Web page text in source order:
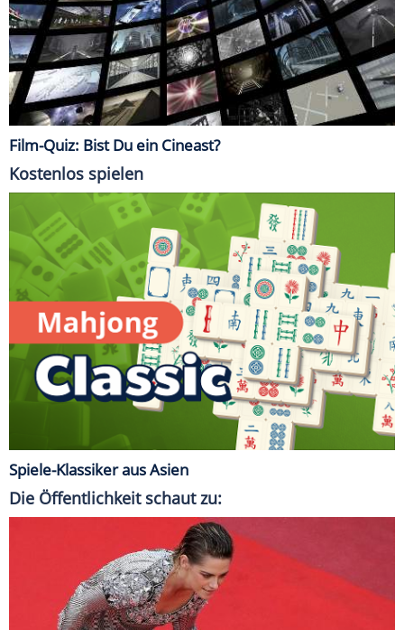
Film-Quiz: Bist Du ein Cineast?
Kostenlos spielen
Spiele-Klassiker aus Asien
Die Öffentlichkeit schaut zu: